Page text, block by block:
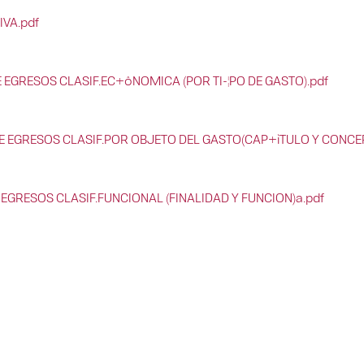
CLASIF.EC+ôNOMICA (POR TI-¦PO DE GASTO).pdf
EGRESOS CLASIF.POR OBJETO DEL GASTO(CAP+ìTULO Y
CLASIF.FUNCIONAL (FINALIDAD Y FUNCION)a.pdf